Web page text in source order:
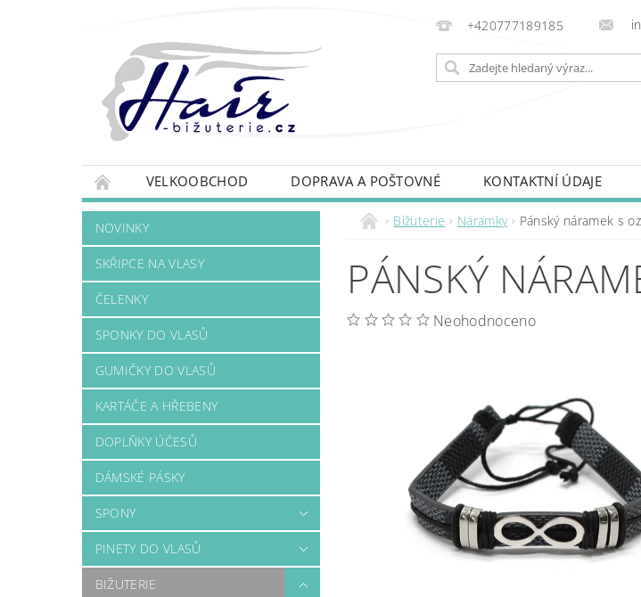
+420777189185
VELKOOBCHOD DOPRAVA A POŠTOVNÉ KONTAKTNÍ ÚDAJE
NOVINKY
SKŘIPCE NA VLASY
ČELENKY
SPONKY DO VLASŮ
GUMIČKY DO VLASŮ
KARTÁČE A HŘEBENY
DOPLŇKY ÚČESŮ
DÁMSKÉ PÁSKY
SPONY
PINETY DO VLASŮ
BIŽUTERIE
Bižuterie Náramky Pánský náramek s
PÁNSKÝ
Neohodnoceno